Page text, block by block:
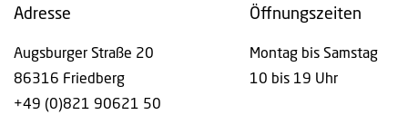
Adresse
Augsburger Straße 20
86316 Friedberg
+49 (0)821 90621 50
Öffnungszeiten
Montag bis Samstag
10 bis 19 Uhr